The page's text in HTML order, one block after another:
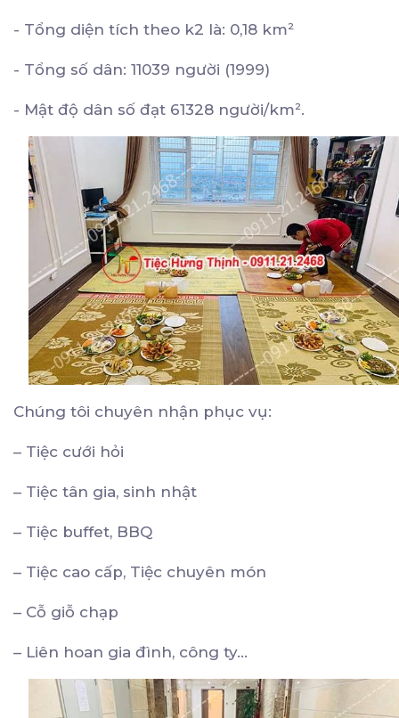
- Tổng diện tích theo k2 là: 0,18 km²
- Tổng số dân: 11039 người (1999)
- Mật độ dân số đạt 61328 người/km².
Chúng tôi chuyên nhận phục vụ:
– Tiệc cưới hỏi
– Tiệc tân gia, sinh nhật
– Tiệc buffet, BBQ
– Tiệc cao cấp, Tiệc chuyên món
– Cỗ giỗ chạp
– Liên hoan gia đình, công ty…